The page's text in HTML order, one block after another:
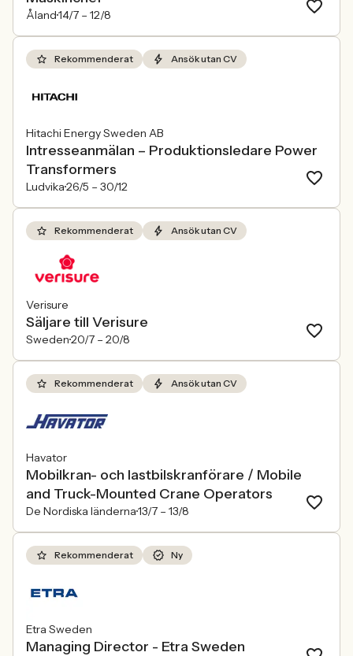
Åland14/7 – 12/8
Rekommenderat Ansök utan CV
Hitachi Energy Sweden AB
Intresseanmälan – Produktionsledare Power
Transformers
Ludvika26/5 – 30/12
Rekommenderat Ansök utan CV
Verisure
Säljare till Verisure
Sweden20/7 – 20/8
Rekommenderat Ansök utan CV
Havator
Mobilkran- och lastbilskranförare / Mobile
and Truck-Mounted Crane Operators
De Nordiska länderna13/7 – 13/8
Rekommenderat Ny
Etra Sweden
Managing Director - Etra Sweden